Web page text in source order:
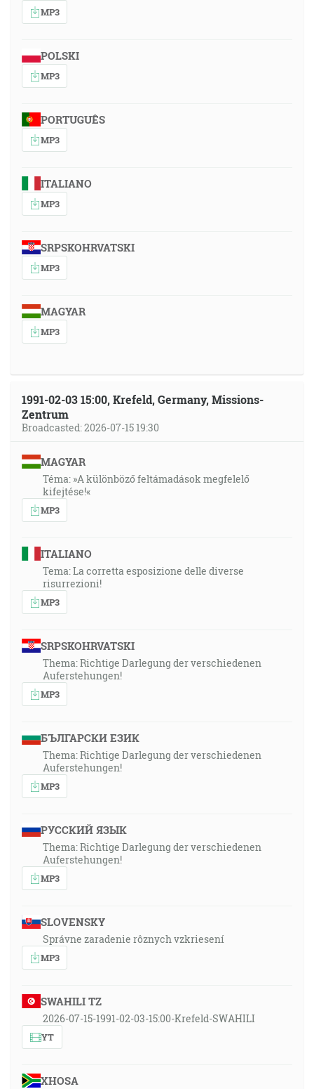
MP3
POLSKI
MP3
PORTUGUÊS
MP3
ITALIANO
MP3
SRPSKOHRVATSKI
MP3
MAGYAR
MP3
1991-02-03 15:00, Krefeld, Germany, Missions-
Zentrum
Broadcasted: 2026-07-15 19:30
MAGYAR
Téma: »A különböző feltámadások megfelelő
kifejtése!«
MP3
ITALIANO
Tema: La corretta esposizione delle diverse
risurrezioni!
MP3
SRPSKOHRVATSKI
Thema: Richtige Darlegung der verschiedenen
Auferstehungen!
MP3
БЪЛГАРСКИ ЕЗИК
Thema: Richtige Darlegung der verschiedenen
Auferstehungen!
MP3
РУССКИЙ ЯЗЫК
Thema: Richtige Darlegung der verschiedenen
Auferstehungen!
MP3
SLOVENSKY
Správne zaradenie rôznych vzkriesení
MP3
SWAHILI TZ
2026-07-15-1991-02-03-15:00-Krefeld-SWAHILI
YT
XHOSA